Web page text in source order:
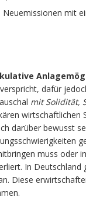
mit
dafür
mit Solidität,
wirtschaftlichen
darüber bewusst
muss oder
In
Diese